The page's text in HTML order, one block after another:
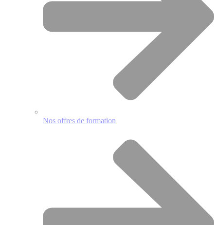
Nos offres de formation